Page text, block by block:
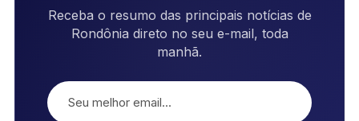
Receba o resumo das principais notícias de
Rondônia direto no seu e-mail, toda
manhã.